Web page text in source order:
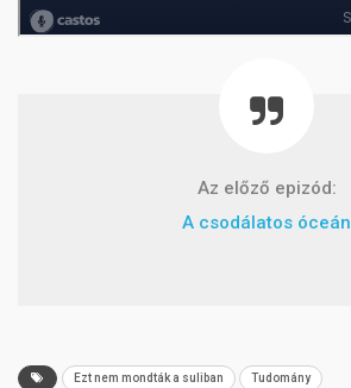
Az előző epizód:
A csodálatos óceán
Ezt nem mondták a suliban Tudomány